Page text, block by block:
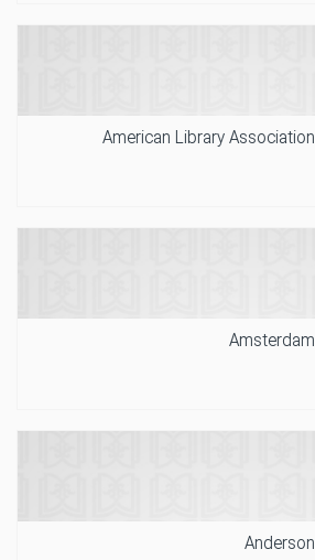
American Library Association
Amsterdam
Anderson